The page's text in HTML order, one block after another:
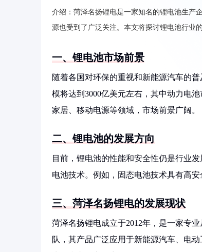
介绍： 菏泽名扬锂电是一家知名的锂电池生产
源也受到了广泛关注。本文将探讨锂电池行业
一、锂电池市场前景
随着各国对环保的重视和新能源汽车的
模将达到3000亿美元左右，其中动力电
家居、移动电源等领域，市场前景广阔。
二、锂电池的发展方向
目前，锂电池的性能和安全性仍是行业
电池技术。例如，固态电池技术具有高
三、菏泽名扬锂电的发展现状
菏泽名扬锂电成立于2012年，是一家专
队，其产品广泛应用于新能源汽车、电